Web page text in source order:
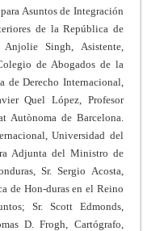
Asuntos de Integración
de la República de
Singh, Asistente,
de Abogados de la
de Derecho Internacional,
Quel López, Profesor
Autònoma de Barcelona.
Universidad del
Adjunta del Ministro de
Sr. Sergio Acosta,
de Hon-duras en el Reino
Sr. Scott Edmonds,
D. Frogh, Cartógrafo,